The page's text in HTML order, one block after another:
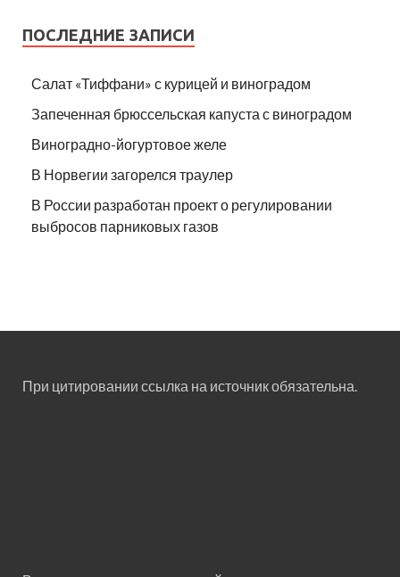
ПОСЛЕДНИЕ ЗАПИСИ
Салат «Тиффани» с курицей и виноградом
Запеченная брюссельская капуста с виноградом
Виноградно-йогуртовое желе
В Норвегии загорелся траулер
В России разработан проект о регулировании
выбросов парниковых газов
При цитировании ссылка на источник обязательна.